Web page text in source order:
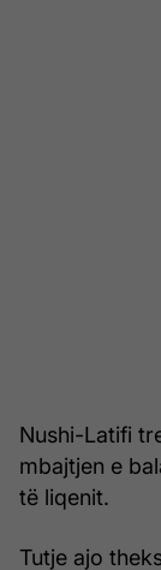
Nushi-Latifi
mbajtjen e
të liqenit.
Tutje ajo